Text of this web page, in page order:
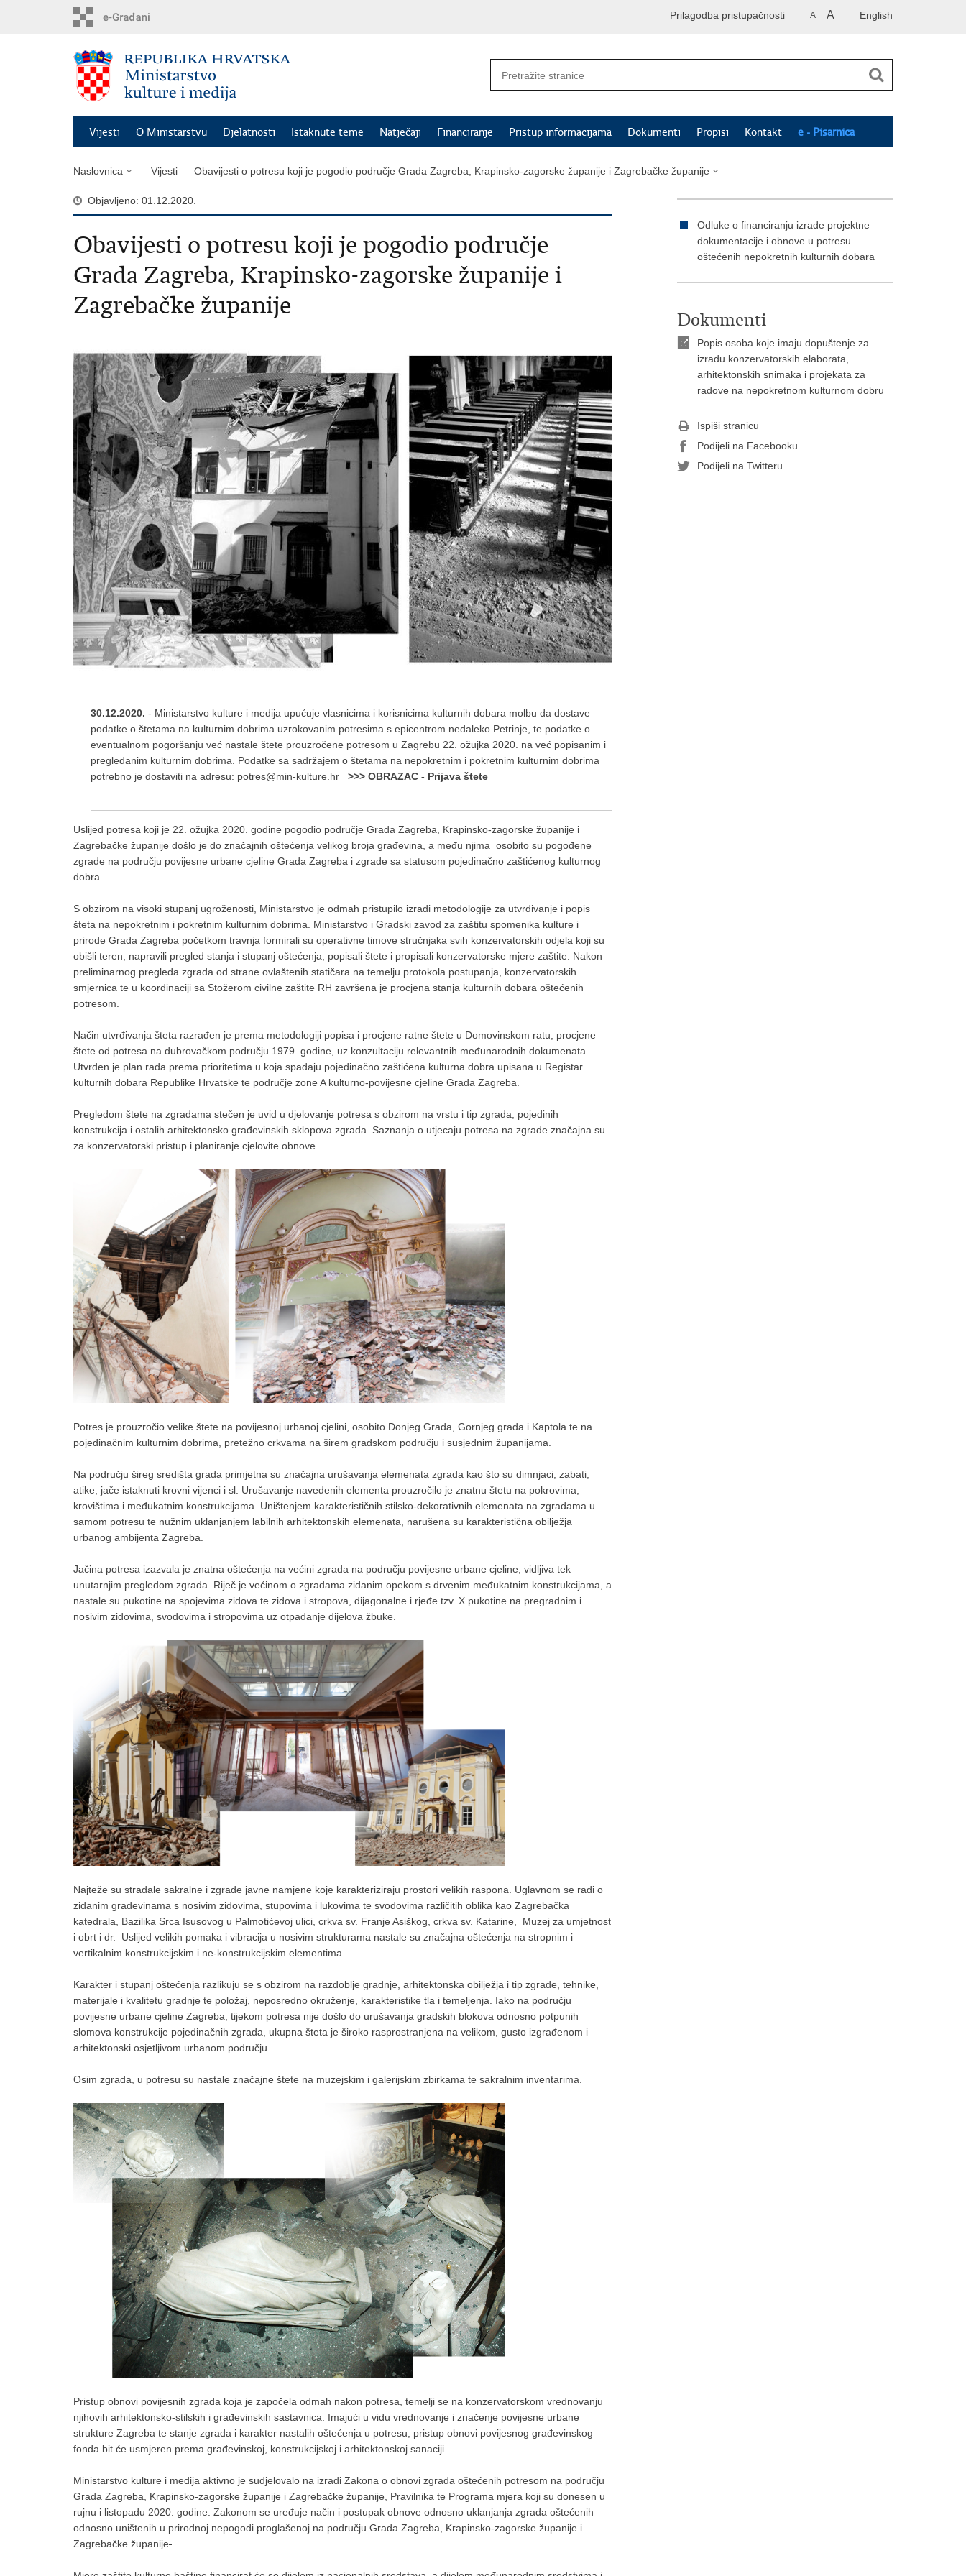
English
A A
Prilagodba pristupačnosti
Vijesti O Ministarstvu Djelatnosti Istaknute teme Natječaji Financiranje Pristup informacijama Dokumenti Propisi Kontakt e - Pisarnica
Naslovnica Vijesti Obavijesti o potresu koji je pogodio područje Grada Zagreba, Krapinsko-zagorske županije i Zagrebačke županije
Objavljeno: 01.12.2020.
Obavijesti o potresu koji je pogodio područje
Grada Zagreba, Krapinsko-zagorske županije i
Zagrebačke županije
30.12.2020. - Ministarstvo kulture i medija upućuje vlasnicima i korisnicima kulturnih dobara molbu da dostave
podatke o štetama na kulturnim dobrima uzrokovanim potresima s epicentrom nedaleko Petrinje, te podatke o
eventualnom pogoršanju već nastale štete prouzročene potresom u Zagrebu 22. ožujka 2020. na već popisanim i
pregledanim kulturnim dobrima. Podatke sa sadržajem o štetama na nepokretnim i pokretnim kulturnim dobrima
potrebno je dostaviti na adresu: potres@min-kulture.hr >>> OBRAZAC - Prijava štete
Uslijed potresa koji je 22. ožujka 2020. godine pogodio područje Grada Zagreba, Krapinsko-zagorske županije i
Zagrebačke županije došlo je do značajnih oštećenja velikog broja građevina, a među njima osobito su pogođene
zgrade na području povijesne urbane cjeline Grada Zagreba i zgrade sa statusom pojedinačno zaštićenog kulturnog
dobra.
S obzirom na visoki stupanj ugroženosti, Ministarstvo je odmah pristupilo izradi metodologije za utvrđivanje i popis
šteta na nepokretnim i pokretnim kulturnim dobrima. Ministarstvo i Gradski zavod za zaštitu spomenika kulture i
prirode Grada Zagreba početkom travnja formirali su operativne timove stručnjaka svih konzervatorskih odjela koji su
obišli teren, napravili pregled stanja i stupanj oštećenja, popisali štete i propisali konzervatorske mjere zaštite. Nakon
preliminarnog pregleda zgrada od strane ovlaštenih statičara na temelju protokola postupanja, konzervatorskih
smjernica te u koordinaciji sa Stožerom civilne zaštite RH završena je procjena stanja kulturnih dobara oštećenih
potresom.
Način utvrđivanja šteta razrađen je prema metodologiji popisa i procjene ratne štete u Domovinskom ratu, procjene
štete od potresa na dubrovačkom području 1979. godine, uz konzultaciju relevantnih međunarodnih dokumenata.
Utvrđen je plan rada prema prioritetima u koja spadaju pojedinačno zaštićena kulturna dobra upisana u Registar
kulturnih dobara Republike Hrvatske te područje zone A kulturno-povijesne cjeline Grada Zagreba.
Pregledom štete na zgradama stečen je uvid u djelovanje potresa s obzirom na vrstu i tip zgrada, pojedinih
konstrukcija i ostalih arhitektonsko građevinskih sklopova zgrada. Saznanja o utjecaju potresa na zgrade značajna su
za konzervatorski pristup i planiranje cjelovite obnove.
Potres je prouzročio velike štete na povijesnoj urbanoj cjelini, osobito Donjeg Grada, Gornjeg grada i Kaptola te na
pojedinačnim kulturnim dobrima, pretežno crkvama na širem gradskom području i susjednim županijama.
Na području šireg središta grada primjetna su značajna urušavanja elemenata zgrada kao što su dimnjaci, zabati,
atike, jače istaknuti krovni vijenci i sl. Urušavanje navedenih elementa prouzročilo je znatnu štetu na pokrovima,
krovištima i međukatnim konstrukcijama. Uništenjem karakterističnih stilsko-dekorativnih elemenata na zgradama u
samom potresu te nužnim uklanjanjem labilnih arhitektonskih elemenata, narušena su karakteristična obilježja
urbanog ambijenta Zagreba.
Jačina potresa izazvala je znatna oštećenja na većini zgrada na području povijesne urbane cjeline, vidljiva tek
unutarnjim pregledom zgrada. Riječ je većinom o zgradama zidanim opekom s drvenim međukatnim konstrukcijama, a
nastale su pukotine na spojevima zidova te zidova i stropova, dijagonalne i rjeđe tzv. X pukotine na pregradnim i
nosivim zidovima, svodovima i stropovima uz otpadanje dijelova žbuke.
Najteže su stradale sakralne i zgrade javne namjene koje karakteriziraju prostori velikih raspona. Uglavnom se radi o
zidanim građevinama s nosivim zidovima, stupovima i lukovima te svodovima različitih oblika kao Zagrebačka
katedrala, Bazilika Srca Isusovog u Palmotićevoj ulici, crkva sv. Franje Asiškog, crkva sv. Katarine, Muzej za umjetnost
i obrt i dr. Uslijed velikih pomaka i vibracija u nosivim strukturama nastale su značajna oštećenja na stropnim i
vertikalnim konstrukcijskim i ne-konstrukcijskim elementima.
Karakter i stupanj oštećenja razlikuju se s obzirom na razdoblje gradnje, arhitektonska obilježja i tip zgrade, tehnike,
materijale i kvalitetu gradnje te položaj, neposredno okruženje, karakteristike tla i temeljenja. Iako na području
povijesne urbane cjeline Zagreba, tijekom potresa nije došlo do urušavanja gradskih blokova odnosno potpunih
slomova konstrukcije pojedinačnih zgrada, ukupna šteta je široko rasprostranjena na velikom, gusto izgrađenom i
arhitektonski osjetljivom urbanom području.
Osim zgrada, u potresu su nastale značajne štete na muzejskim i galerijskim zbirkama te sakralnim inventarima.
Pristup obnovi povijesnih zgrada koja je započela odmah nakon potresa, temelji se na konzervatorskom vrednovanju
njihovih arhitektonsko-stilskih i građevinskih sastavnica. Imajući u vidu vrednovanje i značenje povijesne urbane
strukture Zagreba te stanje zgrada i karakter nastalih oštećenja u potresu, pristup obnovi povijesnog građevinskog
fonda bit će usmjeren prema građevinskoj, konstrukcijskoj i arhitektonskoj sanaciji.
Ministarstvo kulture i medija aktivno je sudjelovalo na izradi Zakona o obnovi zgrada oštećenih potresom na području
Grada Zagreba, Krapinsko-zagorske županije i Zagrebačke županije, Pravilnika te Programa mjera koji su donesen u
rujnu i listopadu 2020. godine. Zakonom se uređuje način i postupak obnove odnosno uklanjanja zgrada oštećenih
odnosno uništenih u prirodnoj nepogodi proglašenoj na području Grada Zagreba, Krapinsko-zagorske županije i
Zagrebačke županije.
Odluke o financiranju izrade projektne
dokumentacije i obnove u potresu
oštećenih nepokretnih kulturnih dobara
Dokumenti
Popis osoba koje imaju dopuštenje za
izradu konzervatorskih elaborata,
arhitektonskih snimaka i projekata za
radove na nepokretnom kulturnom dobru
Ispiši stranicu
Podijeli na Facebooku
Podijeli na Twitteru